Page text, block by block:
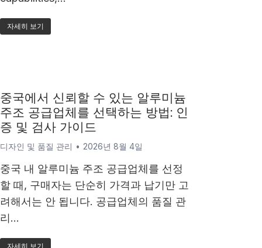
자세히 보기
중국에서 신뢰할 수 있는 알루미늄
주조 공급업체를 선택하는 방법: 인
증 및 검사 가이드
디자인 및 품질 관리 2026년 8월 4일
중국 내 알루미늄 주조 공급업체를 선정
할 때, 구매자는 단순히 가격과 납기만 고
려해서는 안 됩니다. 공급업체의 품질 관
리…